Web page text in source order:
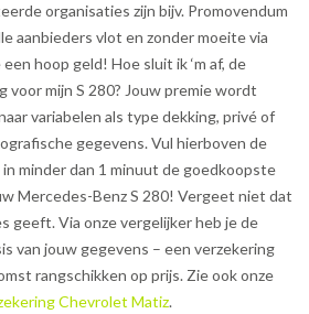
organisaties zijn bijv. Promovendum
aanbieders vlot en zonder moeite via
hoop geld! Hoe sluit ik ‘m af, de
voor mijn S 280? Jouw premie wordt
variabelen als type dekking, privé of
gegevens. Vul hierboven de
in minder dan 1 minuut de goedkoopste
Mercedes-Benz S 280! Vergeet niet dat
geeft. Via onze vergelijker heb je de
van jouw gegevens – een verzekering
rangschikken op prijs. Zie ook onze
Chevrolet Matiz.